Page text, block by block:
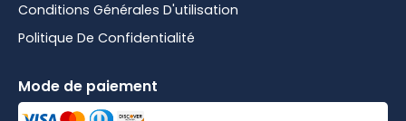
Conditions Générales D'utilisation
Politique De Confidentialité
Mode de paiement